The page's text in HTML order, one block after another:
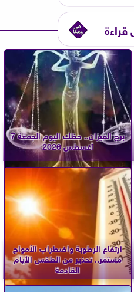
قراءة
برج الميزان.. حظك اليوم الجمعة 7
أغسطس 2026
ارتفاع الرطوبة واضطراب الأمواج
مستمر.. تحذير من الطقس الأيام
القادمة